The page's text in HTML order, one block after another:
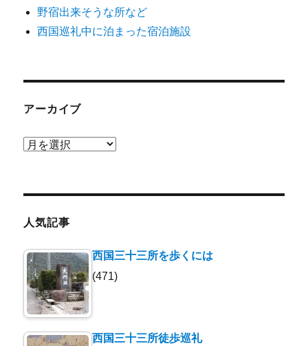
野宿出来そうな所など
西国巡礼中に泊まった宿泊施設
アーカイブ
ア
ブ
人気記事
西国三十三所を歩くには
(471)
西国三十三所徒歩巡礼